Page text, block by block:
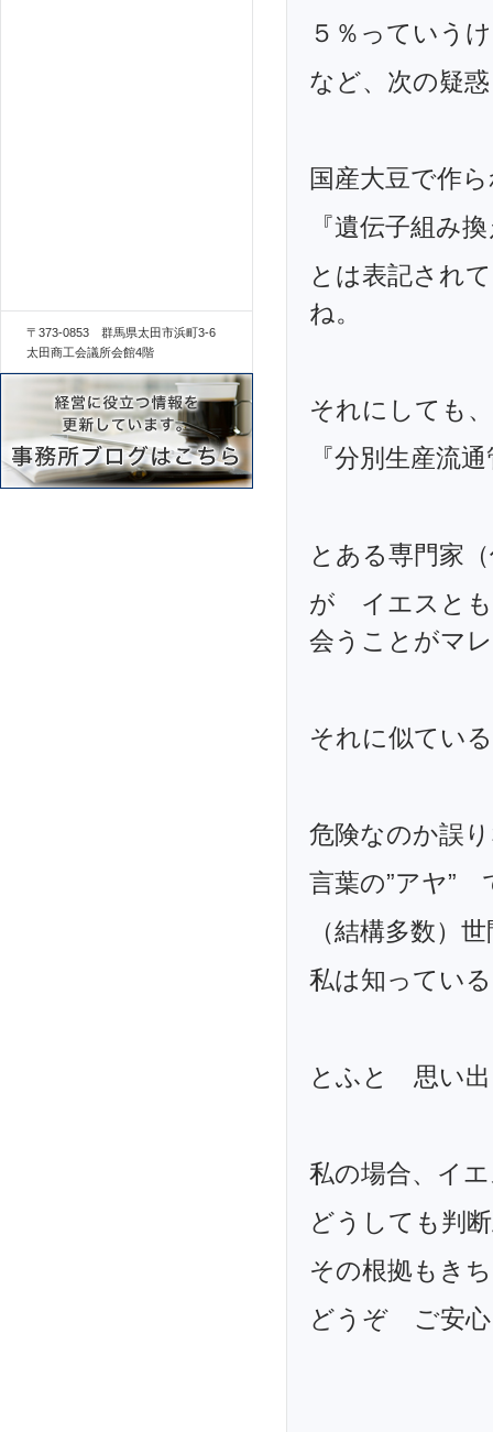
５％っていう
など、次の疑
国産大豆で作
『遺伝子組み
とは表記され
ね。
それにしても、
『分別生産流
とある専門家
が イエスとも
会うことがマ
それに似てい
危険なのか誤
言葉の”アヤ”
（結構多数）
私は知ってい
とふと 思い
私の場合、イ
どうしても判
その根拠もき
どうぞ ご安心
〒373-0853 群馬県太田市浜町3-6
太田商工会議所会館4階